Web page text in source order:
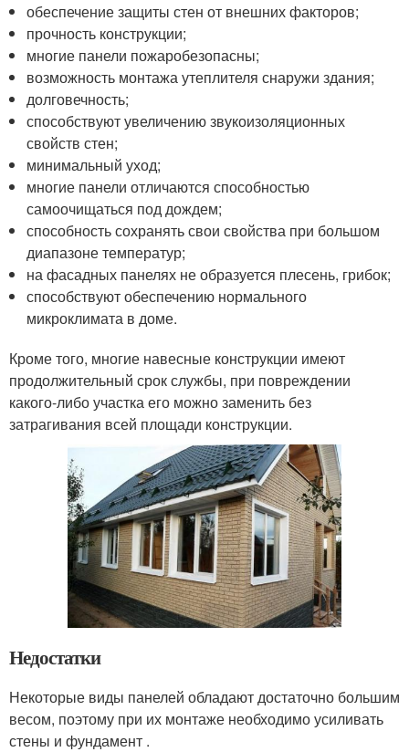
обеспечение защиты стен от внешних факторов;
прочность конструкции;
многие панели пожаробезопасны;
возможность монтажа утеплителя снаружи здания;
долговечность;
способствуют увеличению звукоизоляционных
свойств стен;
минимальный уход;
многие панели отличаются способностью
самоочищаться под дождем;
способность сохранять свои свойства при большом
диапазоне температур;
на фасадных панелях не образуется плесень, грибок;
способствуют обеспечению нормального
микроклимата в доме.
Кроме того, многие навесные конструкции имеют
продолжительный срок службы, при повреждении
какого-либо участка его можно заменить без
затрагивания всей площади конструкции.
Недостатки
Некоторые виды панелей обладают достаточно большим
весом, поэтому при их монтаже необходимо усиливать
стены и фундамент .